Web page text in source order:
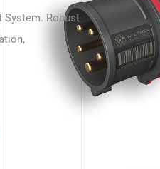
hier.
System. Robust
und